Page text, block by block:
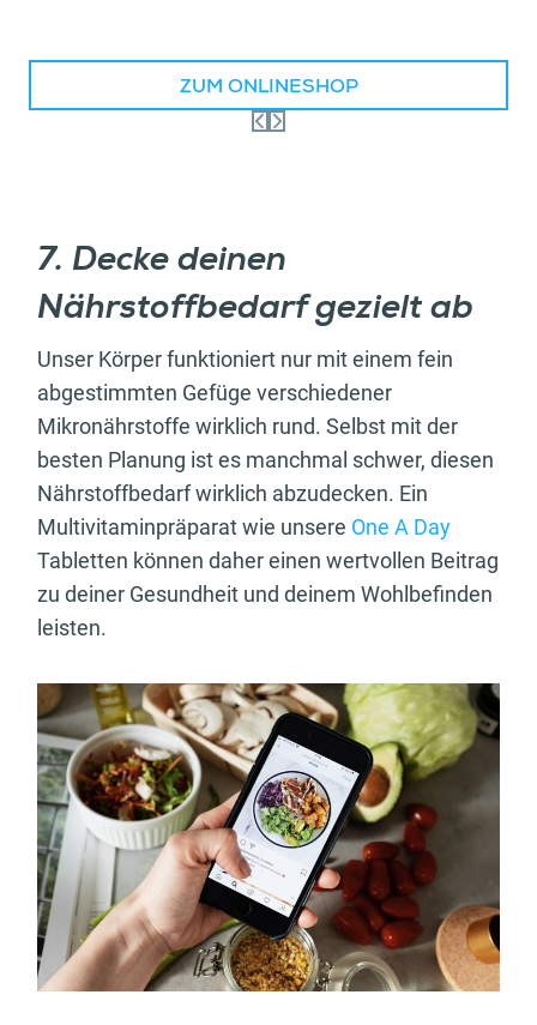
ZUM ONLINESHOP
7. Decke deinen
Nährstoffbedarf gezielt ab
Unser Körper funktioniert nur mit einem fein
abgestimmten Gefüge verschiedener
Mikronährstoffe wirklich rund. Selbst mit der
besten Planung ist es manchmal schwer, diesen
Nährstoffbedarf wirklich abzudecken. Ein
Multivitaminpräparat wie unsere One A Day
Tabletten können daher einen wertvollen Beitrag
zu deiner Gesundheit und deinem Wohlbefinden
leisten.